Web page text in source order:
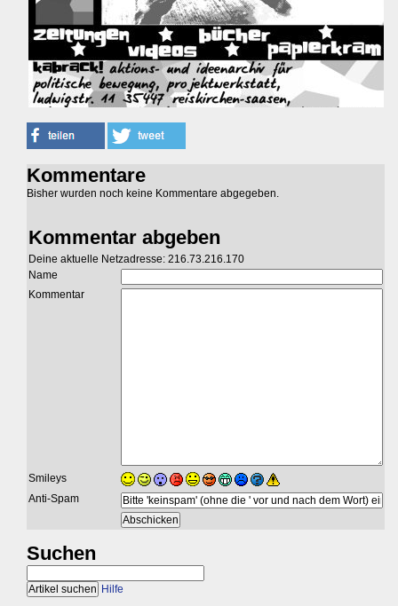
Kommentare
Bisher wurden noch keine Kommentare abgegeben.
Kommentar abgeben
Deine aktuelle Netzadresse: 216.73.216.170
Name
Kommentar
Smileys
Anti-Spam
Suchen
Hilfe